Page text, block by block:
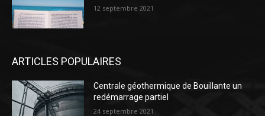
12 septembre 2021
ARTICLES POPULAIRES
Centrale géothermique de Bouillante un
redémarrage partiel
24 septembre 2021